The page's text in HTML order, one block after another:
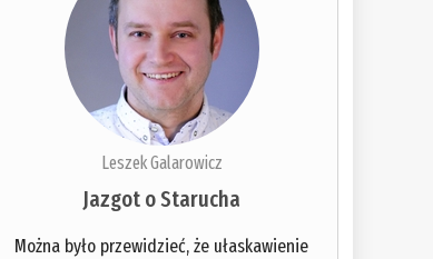
Leszek Galarowicz
Jazgot o Starucha
Można było przewidzieć, że ułaskawienie